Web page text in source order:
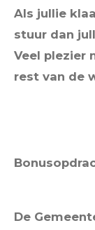
Als jullie
stuur dan
Veel plezier
rest van de
De